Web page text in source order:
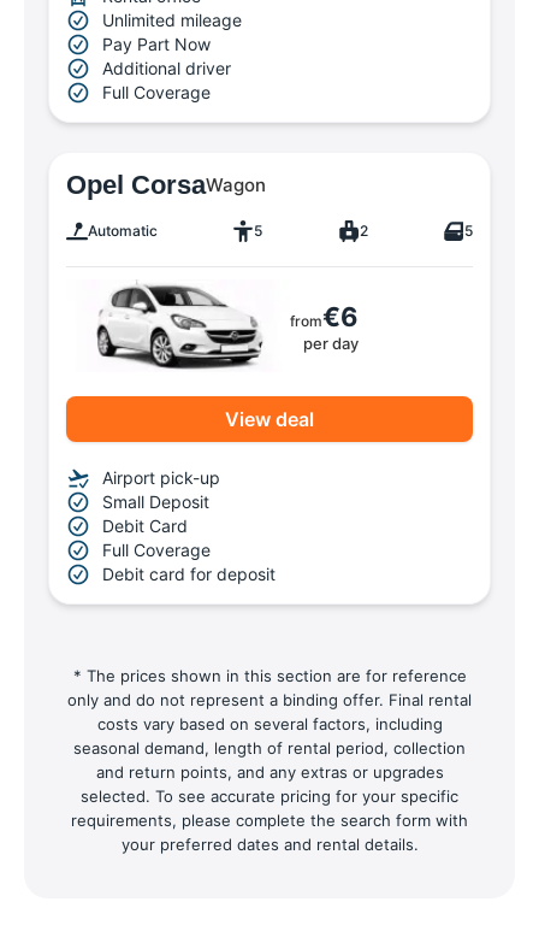
Unlimited mileage
Pay Part Now
Additional driver
Full Coverage
Opel CorsaWagon
Automatic 5 2 5
from€6
per day
View deal
Airport pick-up
Small Deposit
Debit Card
Full Coverage
Debit card for deposit
* The prices shown in this section are for reference
only and do not represent a binding offer. Final rental
costs vary based on several factors, including
seasonal demand, length of rental period, collection
and return points, and any extras or upgrades
selected. To see accurate pricing for your specific
requirements, please complete the search form with
your preferred dates and rental details.